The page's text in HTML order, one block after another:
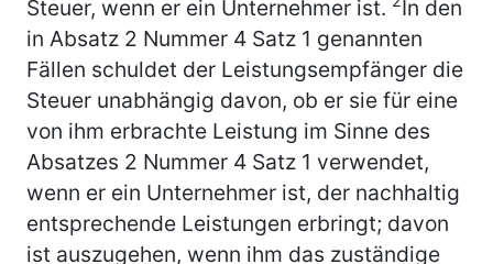
Steuer, wenn er ein Unternehmer ist.
In den
in Absatz 2 Nummer 4 Satz 1 genannten
Fällen schuldet der Leistungsempfänger die
Steuer unabhängig davon, ob er sie für eine
von ihm erbrachte Leistung im Sinne des
Absatzes 2 Nummer 4 Satz 1 verwendet,
wenn er ein Unternehmer ist, der nachhaltig
entsprechende Leistungen erbringt; davon
ist auszugehen, wenn ihm das zuständige